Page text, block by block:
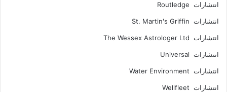
انتشارات Routledge
انتشارات St. Martin's Griffin
انتشارات The Wessex Astrologer Ltd
انتشارات Universal
انتشارات Water Environment
انتشارات Wellfleet